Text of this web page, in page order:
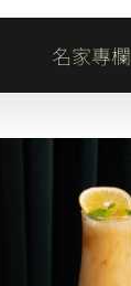
名家專欄